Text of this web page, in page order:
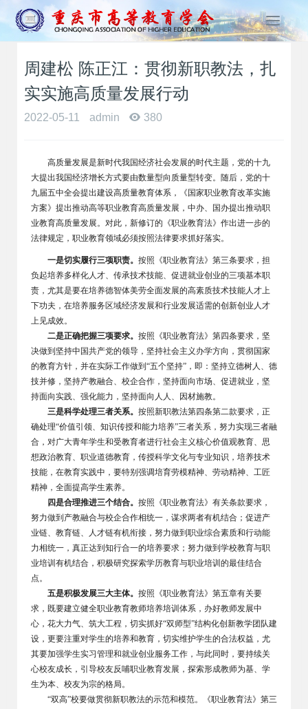
T
o
g
周建松 陈正江：贯彻新职教法，扎
实实施高质量发展行动
2022-05-11 admin 380
高质量发展是新时代我国经济社会发展的时代主题，党的十九
大提出我国经济增长方式要由数量型向质量型转变。随后，党的十
九届五中全会提出建设高质量教育体系，《国家职业教育改革实施
方案》提出推动高等职业教育高质量发展，中办、国办提出推动职
业教育高质量发展。对此，新修订的《职业教育法》作出进一步的
法律规定，职业教育领域必须按照法律要求抓好落实。
一是切实履行三项职责。 按照《职业教育法》第三条要求，担
负起培养多样化人才、传承技术技能、促进就业创业的三项基本职
责，尤其是要在培养德智体美劳全面发展的高素质技术技能人才上
下功夫，在培养服务区域经济发展和行业发展适需的创新创业人才
上见成效。
二是正确把握三项要求。 按照《职业教育法》第四条要求，坚
决做到坚持中国共产党的领导，坚持社会主义办学方向，贯彻国家
的教育方针，并在实际工作做到“五个坚持”，即：坚持立德树人、德
技并修，坚持产教融合、校企合作，坚持面向市场、促进就业，坚
持面向实践、强化能力，坚持面向人人、因材施教。
三是科学处理三者关系。 按照新职教法第四条第二款要求，正
确处理“价值引领、知识传授和能力培养”三者关系，努力实现三者融
合，对广大青年学生和受教育者进行社会主义核心价值观教育、思
想政治教育、职业道德教育，传授科学文化与专业知识，培养技术
技能，在教育实践中，要特别强调培育劳模精神、劳动精神、工匠
精神，全面提高学生素养。
四是合理推进三个结合。 按照《职业教育法》有关条款要求，
努力做到产教融合与校企合作相统一，谋求两者有机结合；促进产
业链、教育链、人才链有机衔接，努力做到职业综合素质和行动能
力相统一，真正达到知行合一的培养要求；努力做到学校教育与职
业培训有机结合，积极研究探索学历教育与职业培训的最佳结合
点。
五是积极发展三大主体。 按照《职业教育法》第五章有关要
求，既要建立健全职业教育教师培养培训体系，办好教师发展中
心，花大力气、筑大工程，切实抓好“双师型”结构化创新教学团队建
设，更要注重对学生的培养和教育，切实维护学生的合法权益，尤
其要加强学生实习管理和就业创业服务工作，与此同时，要持续关
心校友成长，引导校友反哺职业教育发展，探索形成教师为基、学
生为本、校友为宗的格局。
“双高”校要做贯彻新职教法的示范和模范。《职业教育法》第三